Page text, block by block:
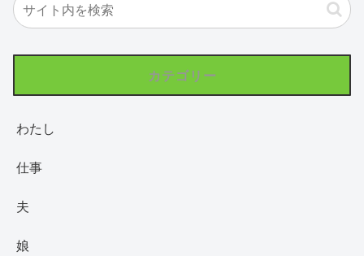
カテゴリー
わたし
仕事
夫
娘